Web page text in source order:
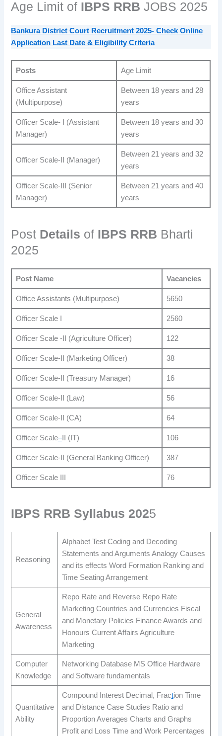
Age Limit of IBPS RRB JOBS 2025
Bankura District Court Recruitment 2025- Check Online
Application Last Date & Eligibility Criteria
Posts Age Limit
Office Assistant
(Multipurpose)
Between 18 years and 28
years
Officer Scale- I (Assistant
Manager)
Between 18 years and 30
years
Officer Scale-II (Manager)
Between 21 years and 32
years
Officer Scale-III (Senior
Manager)
Between 21 years and 40
years
Post Details of IBPS RRB Bharti
2025
Post Name Vacancies
Office Assistants (Multipurpose) 5650
Officer Scale I 2560
Officer Scale -II (Agriculture Officer) 122
Officer Scale-II (Marketing Officer) 38
Officer Scale-II (Treasury Manager) 16
Officer Scale-II (Law) 56
Officer Scale-II (CA) 64
Officer Scale–II (IT) 106
Officer Scale-II (General Banking Officer) 387
Officer Scale III 76
IBPS RRB Syllabus 2025
Reasoning
Alphabet Test Coding and Decoding
Statements and Arguments Analogy Causes
and its effects Word Formation Ranking and
Time Seating Arrangement
General
Awareness
Repo Rate and Reverse Repo Rate
Marketing Countries and Currencies Fiscal
and Monetary Policies Finance Awards and
Honours Current Affairs Agriculture
Marketing
Computer
Knowledge
Networking Database MS Office Hardware
and Software fundamentals
Quantitative
Ability
Compound Interest Decimal, Fraction Time
and Distance Case Studies Ratio and
Proportion Averages Charts and Graphs
Profit and Loss Time and Work Percentages